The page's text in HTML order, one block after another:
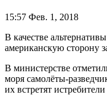
15:57 Фев. 1, 2018
В качестве
американскую сторону
В министерстве
моря самолёты-
их встретят